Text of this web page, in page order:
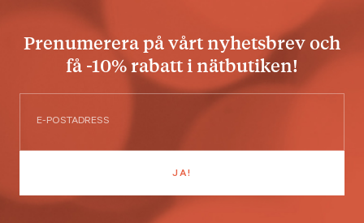
Prenumerera på vårt nyhetsbrev och
få -10% rabatt i nätbutiken!